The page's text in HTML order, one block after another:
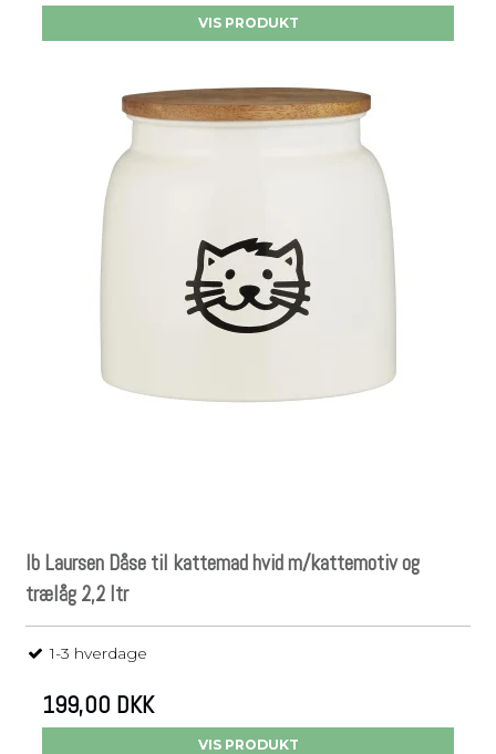
VIS PRODUKT
Ib Laursen Dåse til kattemad hvid m/kattemotiv og
trælåg 2,2 ltr
1-3 hverdage
199,00 DKK
VIS PRODUKT